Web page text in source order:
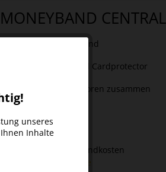
unseres
Inhalte
MONEYBAND
Gummiertes Moneyband
Ergänzung zum Secrid Cardprotector
Hält zwei Cardprotectoren zusammen
Modischer Akzent
10,00 € *
Inhalt:1 Stück
zzgl. Versandkosten
Lieferzeit 1-3 Werktage